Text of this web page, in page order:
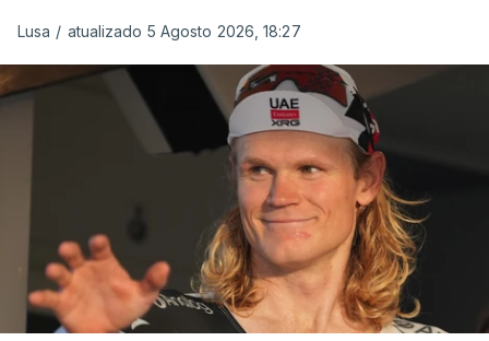
Lusa / atualizado 5 Agosto 2026, 18:27